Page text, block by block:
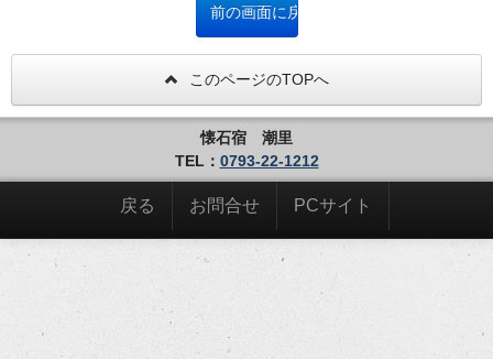
このページのTOPへ
懐石宿 潮里
TEL： 0793-22-1212
戻る お問合せ PCサイト